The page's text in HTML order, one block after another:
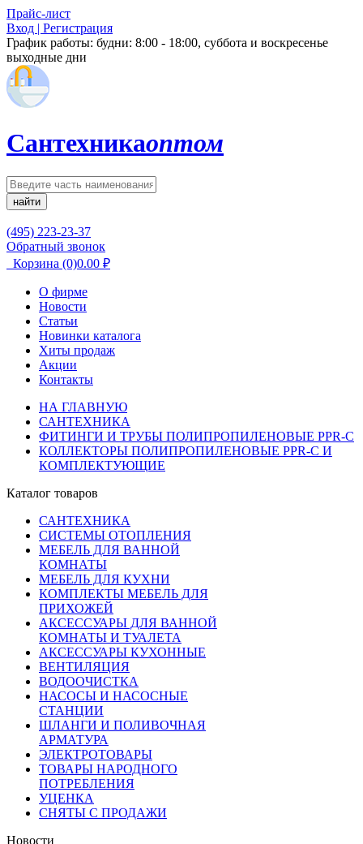
Прайс-лист
Вход | Регистрация
График работы: будни: 8:00 - 18:00, суббота и воскресенье
выходные дни
Сантехникаоптом
найти
(495) 223-23-37
Обратный звонок
Корзина (0)0.00 ₽
О фирме
Новости
Статьи
Новинки каталога
Хиты продаж
Акции
Контакты
НА ГЛАВНУЮ
САНТЕХНИКА
ФИТИНГИ И ТРУБЫ ПОЛИПРОПИЛЕНОВЫЕ PPR-C
КОЛЛЕКТОРЫ ПОЛИПРОПИЛЕНОВЫЕ PPR-C И
КОМПЛЕКТУЮЩИЕ
Каталог товаров
САНТЕХНИКА
СИСТЕМЫ ОТОПЛЕНИЯ
МЕБЕЛЬ ДЛЯ ВАННОЙ
КОМНАТЫ
МЕБЕЛЬ ДЛЯ КУХНИ
КОМПЛЕКТЫ МЕБЕЛЬ ДЛЯ
ПРИХОЖЕЙ
АКСЕССУАРЫ ДЛЯ ВАННОЙ
КОМНАТЫ И ТУАЛЕТА
АКСЕССУАРЫ КУХОННЫЕ
ВЕНТИЛЯЦИЯ
ВОДООЧИСТКА
НАСОСЫ И НАСОСНЫЕ
СТАНЦИИ
ШЛАНГИ И ПОЛИВОЧНАЯ
АРМАТУРА
ЭЛЕКТРОТОВАРЫ
ТОВАРЫ НАРОДНОГО
ПОТРЕБЛЕНИЯ
УЦЕНКА
СНЯТЫ С ПРОДАЖИ
Новости